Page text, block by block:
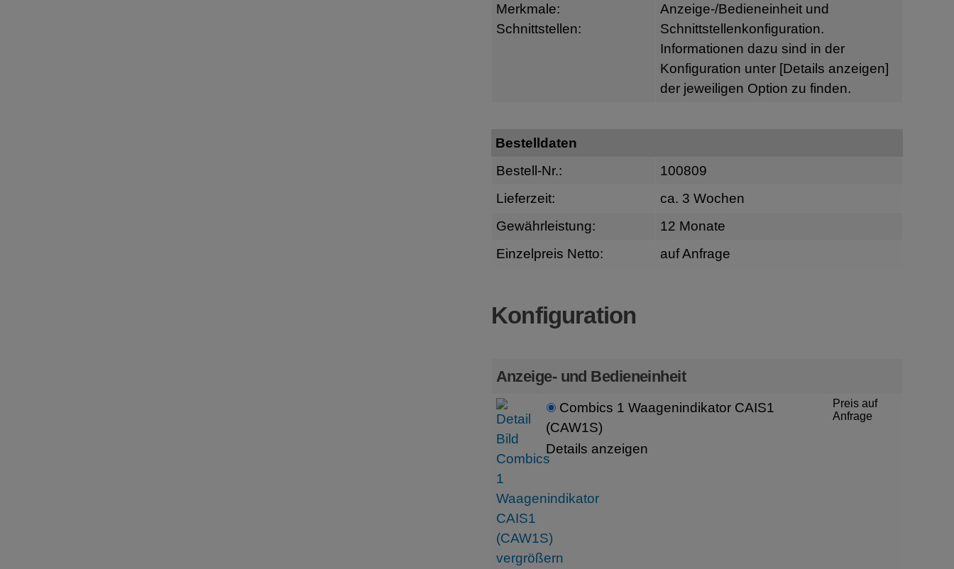
Merkmale:
Schnittstellen:
Anzeige-/Bedieneinheit und
Schnittstellenkonfiguration.
Informationen dazu sind in der
Konfiguration unter [Details anzeigen]
der jeweiligen Option zu finden.
Bestelldaten
Bestell-Nr.:
100809
Lieferzeit:
ca. 3 Wochen
Gewährleistung:
12 Monate
Einzelpreis Netto:
auf Anfrage
Konfiguration
Anzeige- und Bedieneinheit
Combics 1 Waagenindikator CAIS1
(CAW1S)
Details anzeigen
Preis auf
Anfrage